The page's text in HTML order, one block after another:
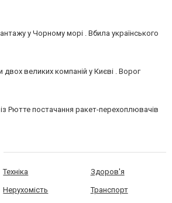
у Чорному морі . Вбила українського
двох великих компаній у Києві . Ворог
Рютте постачання ракет-перехоплювачів
Техніка Здоров'я
Нерухомість Транспорт